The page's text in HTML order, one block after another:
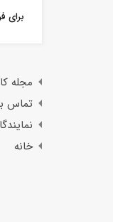
برای
مجله
تماس
خانه